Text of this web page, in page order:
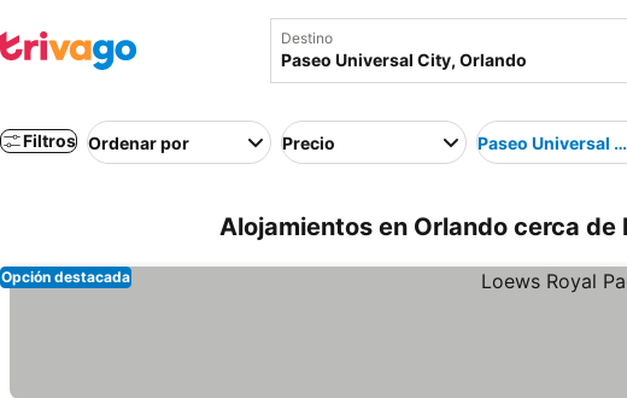
Destino
Filtros Ordenar por Precio Paseo Universal
Alojamientos en Orlando cerca de
Opción destacada